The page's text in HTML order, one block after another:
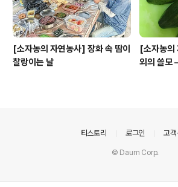
[소자농의 자연농사] 장화 속 땀이
찰랑이는 날
[소자농의
외의 쓸모
티스토리 로그인 고객
© Daum Corp.